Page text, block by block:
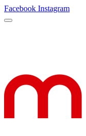
Facebook Instagram